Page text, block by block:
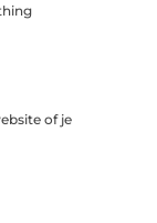
of je